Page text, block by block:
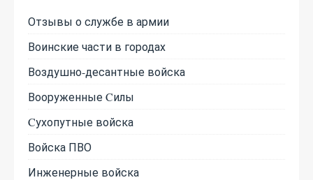
Отзывы о службе в армии
Воинские части в городах
Воздушно-десантные войска
Вооруженные Cилы
Cухопутные войска
Войска ПВО
Инженерные войска